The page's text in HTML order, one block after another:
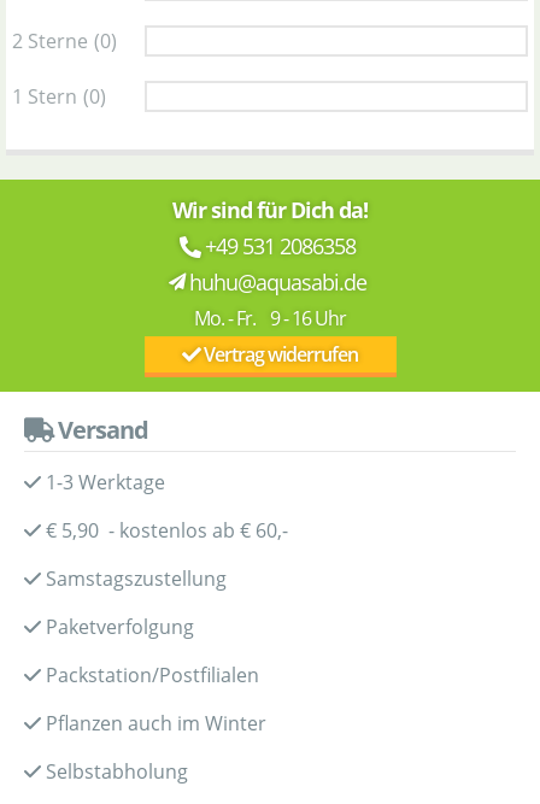
2 Sterne (0)
1 Stern (0)
Wir sind für Dich da!
+49 531 2086358
huhu@aquasabi.de
Mo. - Fr. 9 - 16 Uhr
Vertrag widerrufen
Versand
1-3 Werktage
€ 5,90 - kostenlos ab € 60,-
Samstagszustellung
Paketverfolgung
Packstation/Postfilialen
Pflanzen auch im Winter
Selbstabholung